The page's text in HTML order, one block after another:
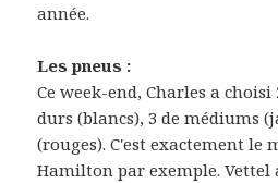
année.
Les pneus :
Ce week-end, Charles a
durs (blancs), 3 de médiums
(rouges). C'est exactement le
Hamilton par exemple. Vettel